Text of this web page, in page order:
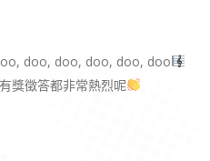
doo, doo, doo, doo, doo
獎徵答都非常熱烈呢